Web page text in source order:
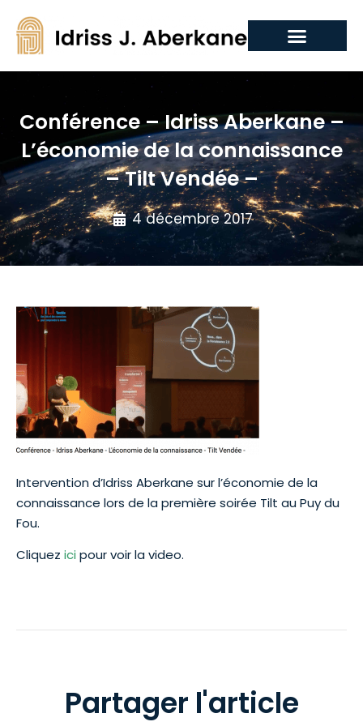
Conférence – Idriss Aberkane –
L’économie de la connaissance
– Tilt Vendée –
4 décembre 2017
Intervention d’Idriss Aberkane sur l’économie de la
connaissance lors de la première soirée Tilt au Puy du
Fou.
Cliquez ici pour voir la video.
Partager l'article